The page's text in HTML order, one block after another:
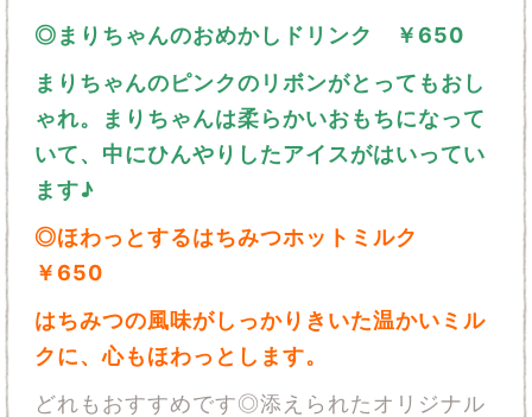
◎まりちゃんのおめかしドリンク ￥650
まりちゃんのピンクのリボンがとってもおし
ゃれ。まりちゃんは柔らかいおもちになって
いて、中にひんやりしたアイスがはいってい
ます♪
◎ほわっとするはちみつホットミルク
￥650
はちみつの風味がしっかりきいた温かいミル
クに、心もほわっとします。
どれもおすすめです◎添えられたオリジナル